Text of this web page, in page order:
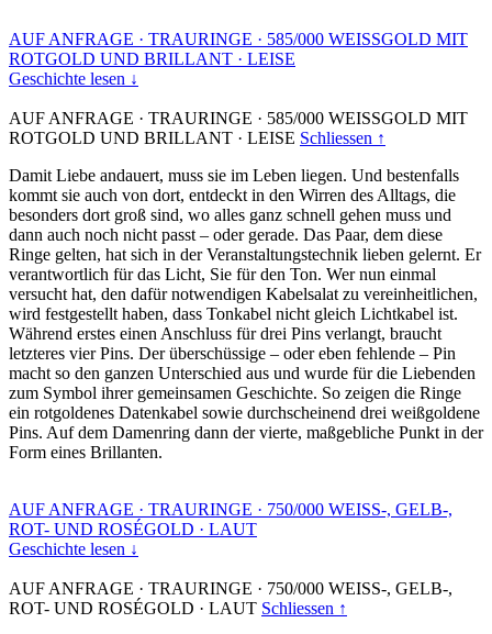
AUF ANFRAGE · TRAURINGE · 585/000 WEISSGOLD MIT
ROTGOLD UND BRILLANT · LEISE
Geschichte lesen ↓
AUF ANFRAGE · TRAURINGE · 585/000 WEISSGOLD MIT
ROTGOLD UND BRILLANT · LEISE Schliessen ↑
Damit Liebe andauert, muss sie im Leben liegen. Und bestenfalls
kommt sie auch von dort, entdeckt in den Wirren des Alltags, die
besonders dort groß sind, wo alles ganz schnell gehen muss und
dann auch noch nicht passt – oder gerade. Das Paar, dem diese
Ringe gelten, hat sich in der Veranstaltungstechnik lieben gelernt. Er
verantwortlich für das Licht, Sie für den Ton. Wer nun einmal
versucht hat, den dafür notwendigen Kabelsalat zu vereinheitlichen,
wird festgestellt haben, dass Tonkabel nicht gleich Lichtkabel ist.
Während erstes einen Anschluss für drei Pins verlangt, braucht
letzteres vier Pins. Der überschüssige – oder eben fehlende – Pin
macht so den ganzen Unterschied aus und wurde für die Liebenden
zum Symbol ihrer gemeinsamen Geschichte. So zeigen die Ringe
ein rotgoldenes Datenkabel sowie durchscheinend drei weißgoldene
Pins. Auf dem Damenring dann der vierte, maßgebliche Punkt in der
Form eines Brillanten.
AUF ANFRAGE · TRAURINGE · 750/000 WEISS-, GELB-,
ROT- UND ROSÉGOLD · LAUT
Geschichte lesen ↓
AUF ANFRAGE · TRAURINGE · 750/000 WEISS-, GELB-,
ROT- UND ROSÉGOLD · LAUT Schliessen ↑